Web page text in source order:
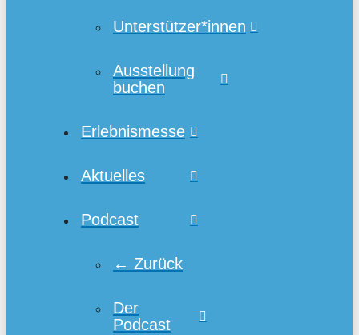
Unterstützer*innen
Ausstellung
buchen
Erlebnismesse
Aktuelles
Podcast
← Zurück
Der
Podcast